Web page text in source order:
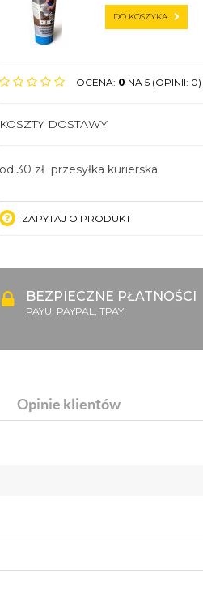
DO KOSZYKA
OCENA: 0 NA 5 (OPINII: 0)
KOSZTY DOSTAWY
od 30 zł przesyłka kurierska
ZAPYTAJ O PRODUKT
BEZPIECZNE PŁATNOŚCI
PAYU, PAYPAL, TPAY
Opinie klientów